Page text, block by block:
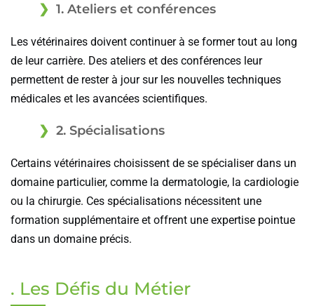
1. Ateliers et conférences
Les vétérinaires doivent continuer à se former tout au long
de leur carrière. Des ateliers et des conférences leur
permettent de rester à jour sur les nouvelles techniques
médicales et les avancées scientifiques.
2. Spécialisations
Certains vétérinaires choisissent de se spécialiser dans un
domaine particulier, comme la dermatologie, la cardiologie
ou la chirurgie. Ces spécialisations nécessitent une
formation supplémentaire et offrent une expertise pointue
dans un domaine précis.
. Les Défis du Métier